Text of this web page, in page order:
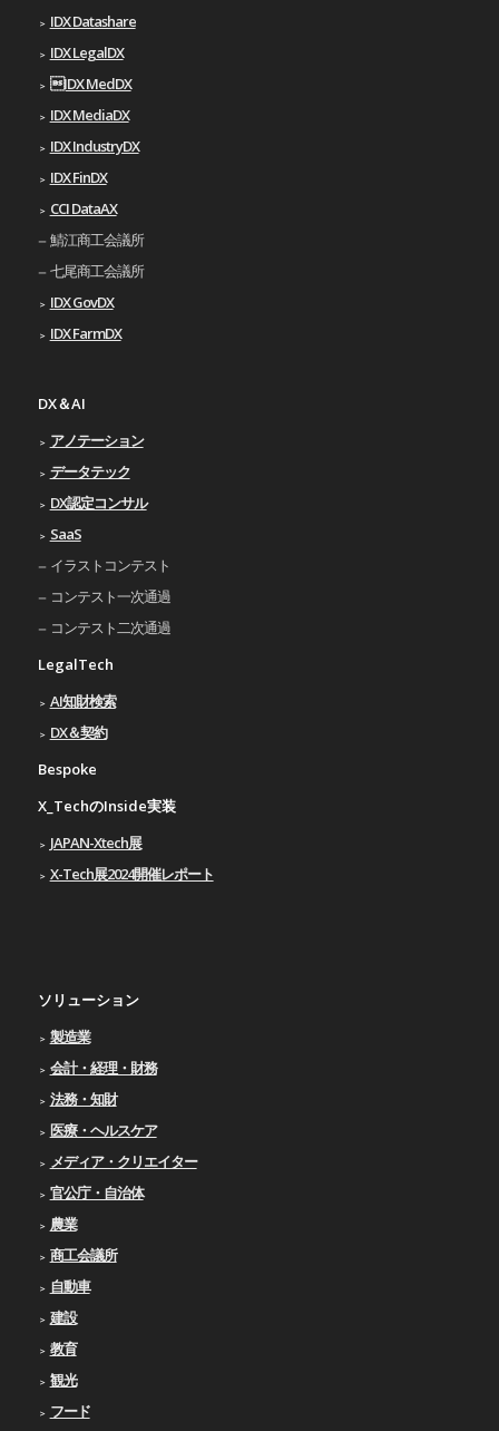
IDX Datashare
IDX LegalDX
IDX MedDX
IDX MediaDX
IDX IndustryDX
IDX FinDX
CCI DataAX
鯖江商工会議所
七尾商工会議所
IDX GovDX
IDX FarmDX
DX＆AI
アノテーション
データテック
DX認定コンサル
SaaS
イラストコンテスト
コンテスト一次通過
コンテスト二次通過
LegalTech
AI知財検索
DX＆契約
Bespoke
X_TechのInside実装
JAPAN-Xtech展
X-Tech展2024開催レポート
ソリューション
製造業
会計・経理・財務
法務・知財
医療・ヘルスケア
メディア・クリエイター
官公庁・自治体
農業
商工会議所
自動車
建設
教育
観光
フード